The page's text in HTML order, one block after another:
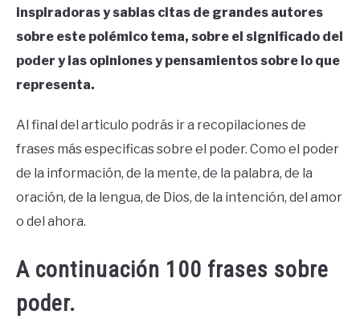
inspiradoras y sabias citas de grandes autores
sobre este polémico tema, sobre el significado del
poder y las opiniones y pensamientos sobre lo que
representa.
Al final del articulo podrás ir a recopilaciones de
frases más especificas sobre el poder. Como el poder
de la información, de la mente, de la palabra, de la
oración, de la lengua, de Dios, de la intención, del amor
o del ahora.
A continuación 100 frases sobre
poder.